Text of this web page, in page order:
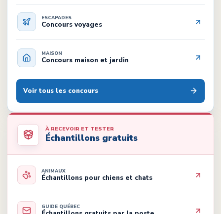
ESCAPADES
Concours voyages
MAISON
Concours maison et jardin
Voir tous les concours
À RECEVOIR ET TESTER
Échantillons gratuits
ANIMAUX
Échantillons pour chiens et chats
GUIDE QUÉBEC